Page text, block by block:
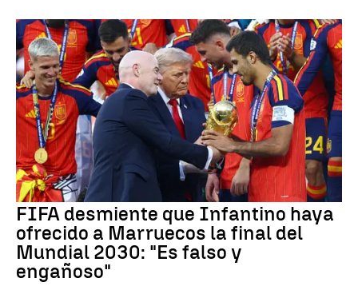
FIFA desmiente que Infantino haya
ofrecido a Marruecos la final del
Mundial 2030: "Es falso y
engañoso"